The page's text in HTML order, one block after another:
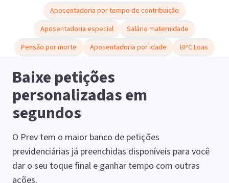
Aposentadoria por tempo de contribuição
Aposentadoria especial
Salário maternidade
Pensão por morte
Aposentadoria por idade BPC Loas
Baixe petições
personalizadas em
segundos
O Prev tem o maior banco de petições
previdenciárias já preenchidas disponíveis para você
dar o seu toque final e ganhar tempo com outras
ações.